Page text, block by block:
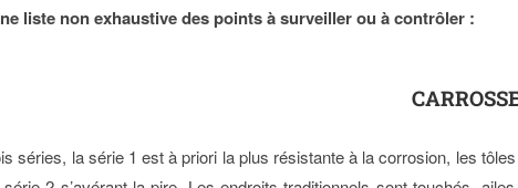
liste non exhaustive des points à surveiller ou à contrôler :
séries, la série 1 est à priori la plus résistante à la corrosion, les